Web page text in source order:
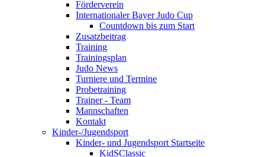
Förderverein
Internationaler Bayer Judo Cup
Countdown bis zum Start
Zusatzbeitrag
Training
Trainingsplan
Judo News
Turniere und Termine
Probetraining
Trainer - Team
Mannschaften
Kontakt
Kinder-/Jugendsport
Kinder- und Jugendsport Startseite
KidSClassic